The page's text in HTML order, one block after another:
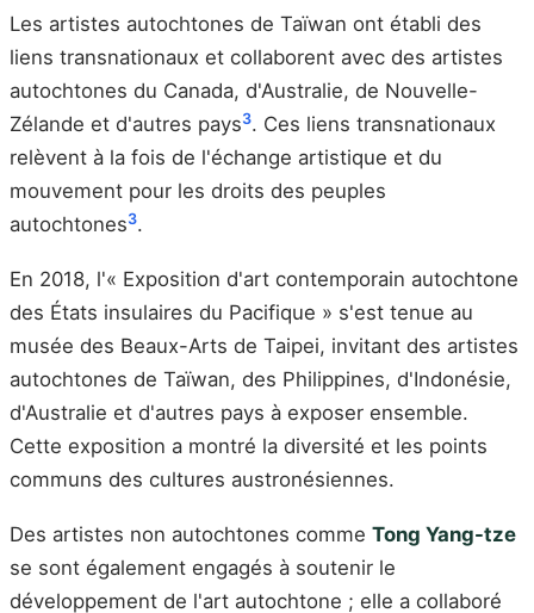
Les artistes autochtones de Taïwan ont établi des
liens transnationaux et collaborent avec des artistes
autochtones du Canada, d'Australie, de Nouvelle-
Zélande et d'autres pays3. Ces liens transnationaux
relèvent à la fois de l'échange artistique et du
mouvement pour les droits des peuples
autochtones3.
En 2018, l'« Exposition d'art contemporain autochtone
des États insulaires du Pacifique » s'est tenue au
musée des Beaux-Arts de Taipei, invitant des artistes
autochtones de Taïwan, des Philippines, d'Indonésie,
d'Australie et d'autres pays à exposer ensemble.
Cette exposition a montré la diversité et les points
communs des cultures austronésiennes.
Des artistes non autochtones comme Tong Yang-tze
se sont également engagés à soutenir le
développement de l'art autochtone ; elle a collaboré